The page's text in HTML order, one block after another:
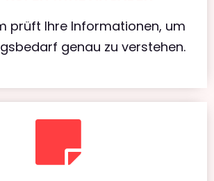
prüft Ihre Informationen, um
genau zu verstehen.